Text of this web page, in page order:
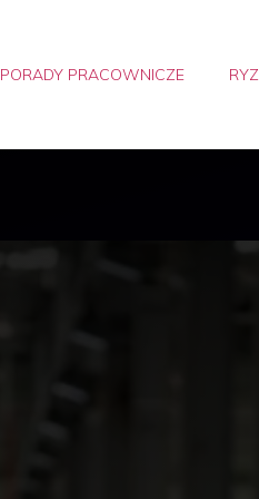
PORADY PRACOWNICZE